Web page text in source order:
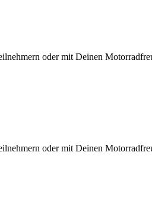
oder mit Deinen
oder mit Deinen